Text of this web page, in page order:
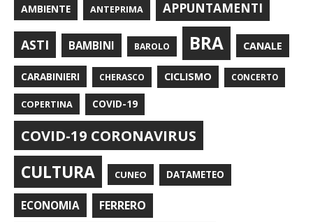
AMBIENTE ANTEPRIMA APPUNTAMENTI
ASTI BAMBINI BAROLO BRA CANALE
CARABINIERI CHERASCO CICLISMO CONCERTO
COPERTINA COVID-19
COVID-19 CORONAVIRUS
CULTURA CUNEO DATAMETEO
ECONOMIA FERRERO